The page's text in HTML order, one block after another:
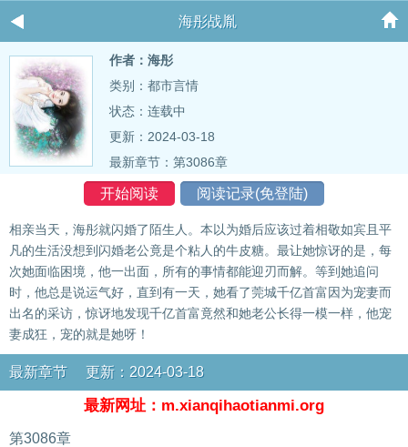
海彤战胤
作者：海彤
类别：都市言情
状态：连载中
更新：2024-03-18
最新章节： 第3086章
开始阅读 阅读记录(免登陆)
相亲当天，海彤就闪婚了陌生人。本以为婚后应该过着相敬如宾且平
凡的生活没想到闪婚老公竟是个粘人的牛皮糖。最让她惊讶的是，每
次她面临困境，他一出面，所有的事情都能迎刃而解。等到她追问
时，他总是说运气好，直到有一天，她看了莞城千亿首富因为宠妻而
出名的采访，惊讶地发现千亿首富竟然和她老公长得一模一样，他宠
妻成狂，宠的就是她呀！
最新章节 更新：2024-03-18
最新网址：m.xianqihaotianmi.org
第3086章